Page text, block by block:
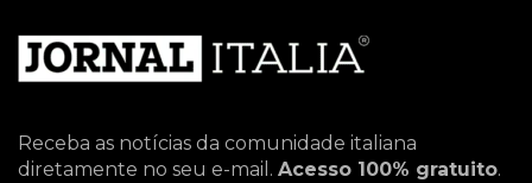
Receba as notícias da comunidade italiana
diretamente no seu e-mail. Acesso 100% gratuito.